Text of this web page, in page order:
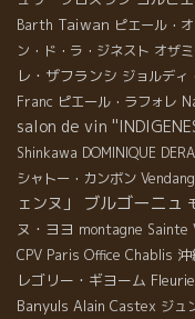
Barth Taiwan ピエール・
ン・ド・ラ・ジネスト オザ
レ・ザフランシ ジョルディ
Franc ピエール・ラフォレ
salon de vin
Shinkawa DOMINIQUE
シャトー・カンボン
ェンヌ」
ブルゴーニュ
ヌ・ヨヨ montagne Sainte
CPV Paris Office Chablis
レゴリー・ギヨーム Fleurie
Banyuls Alain Castex ジュ